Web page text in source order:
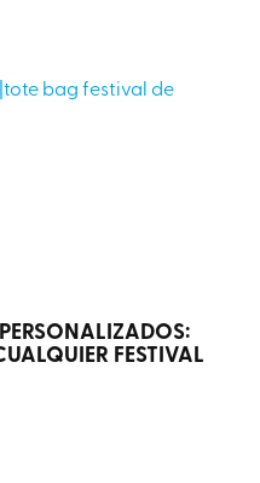
FESTIVAL